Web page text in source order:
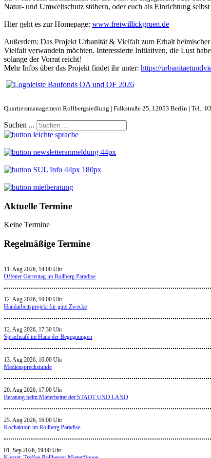
Natur- und Umweltschutz stöbern, oder euch als Einrichtung
Hier geht es zur Homepage: www.freiwillickgruen.de
Außerdem: Das Projekt Urbanität & Vielfalt zum Erhalt
Vielfalt verwandeln möchten. Interessierte Initiativen, die Lust
solange der Vorrat reicht!
Mehr Infos über das Projekt findet ihr unter: https://
Quartiersmanagement Rollbergsiedlung | Falkstraße 25, 12053 Berlin | Tel.:
Suchen ...
Aktuelle Termine
Keine Termine
Regelmäßige Termine
11. Aug 2026, 14:00 Uhr
Offener Gartentag im Rollberg Paradise
12. Aug 2026, 10:00 Uhr
Handarbeitsprojekt für gute Zwecke
12. Aug 2026, 17:30 Uhr
Sprachcafé im Haus der Begegnungen
13. Aug 2026, 16:00 Uhr
Mediensprechstunde
20. Aug 2026, 17:00 Uhr
Beratung beim Mieterbeirat der STADT UND LAND
25. Aug 2026, 16:00 Uhr
Kochaktion im Rollberg Paradise
01. Sep 2026, 19:00 Uhr